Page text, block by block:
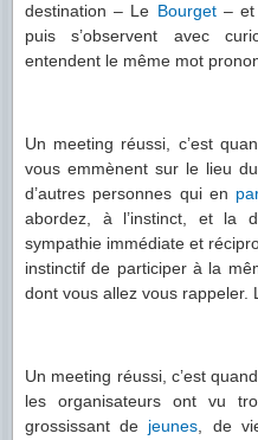
destination – Le Bourget– et
puis s’observent avec
entendent le même mot
Un meeting réussi, c’est
vous emmènent sur le lieu
d’autres personnes qui en
abordez, à l’instinct, et la
sympathie immédiate et
instinctif de participer à la
dont vous allez vous rappeler.
Un meeting réussi, c’est
les organisateurs ont vu
grossissant de jeunes , de